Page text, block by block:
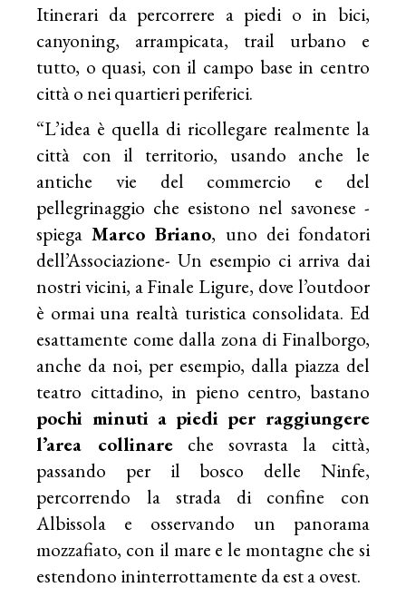
Itinerari da percorrere a piedi o in bici,
canyoning, arrampicata, trail urbano e
tutto, o quasi, con il campo base in centro
città o nei quartieri periferici.
“L’idea è quella di ricollegare realmente la
città con il territorio, usando anche le
antiche vie del commercio e del
pellegrinaggio che esistono nel savonese -
spiegaMarco Briano, uno dei fondatori
dell’Associazione- Un esempio ci arriva dai
nostri vicini, a Finale Ligure, dove l’outdoor
è ormai una realtà turistica consolidata. Ed
esattamente come dalla zona di Finalborgo,
anche da noi, per esempio, dalla piazza del
teatro cittadino, in pieno centro, bastano
pochi minuti a piedi per raggiungere
l’area collinareche sovrasta la città,
passando per il bosco delle Ninfe,
percorrendo la strada di confine con
Albissola e osservando un panorama
mozzafiato, con il mare e le montagne che si
estendono ininterrottamente da est a ovest.